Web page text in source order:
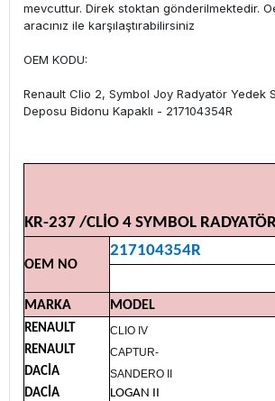
mevcuttur. Direk stoktan gönderilmektedir.
aracınız ile karşılaştırabilirsiniz
OEM KODU:
Renault Clio 2, Symbol Joy Radyatör Yedek
Deposu Bidonu Kapaklı - 217104354R
KR-237 /CLİO 4 SYMBOL
OEM NO
217104354R
MARKA MODEL
RENAULT CLIO IV
RENAULT CAPTUR-
DACİA SANDERO II
DACİA
LOGAN II